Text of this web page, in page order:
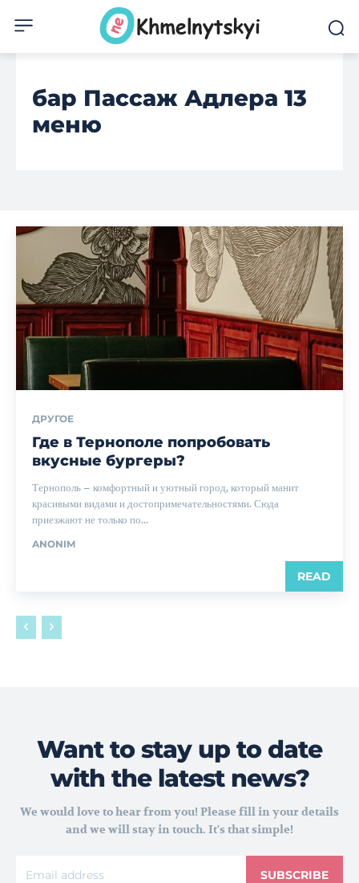
бар Пассаж Адлера 13
меню
ДРУГОЕ
Где в Тернополе попробовать
вкусные бургеры?
Тернополь – комфортный и уютный город, который манит
красивыми видами и достопримечательностями. Сюда
приезжают не только по...
ANONIM
READ
Want to stay up to date
with the latest news?
We would love to hear from you! Please fill in your details
and we will stay in touch. It's that simple!
SUBSCRIBE